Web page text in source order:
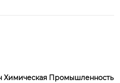
Химическая Промышленность